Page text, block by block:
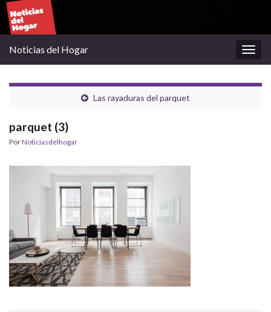
la
Noticias del Hogar
Las rayaduras del parquet
parquet (3)
PorNoticiasdelhogar